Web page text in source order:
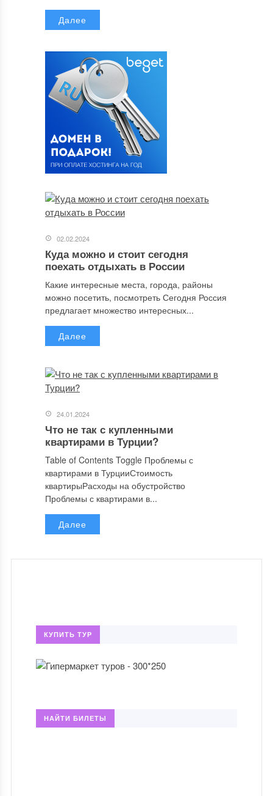
Далее
02.02.2024
Куда можно и стоит сегодня
поехать отдыхать в России
Какие интересные места, города, районы
можно посетить, посмотреть Сегодня Россия
предлагает множество интересных...
Далее
24.01.2024
Что не так с купленными
квартирами в Турции?
Table of Contents Toggle Проблемы с
квартирами в ТурцииСтоимость
квартирыРасходы на обустройство
Проблемы с квартирами в...
Далее
КУПИТЬ ТУР
НАЙТИ БИЛЕТЫ